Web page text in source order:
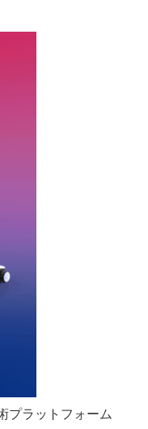
プラットフォーム